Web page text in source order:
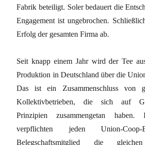
Fabrik beteiligt. Soler bedauert die
Engagement ist ungebrochen.
Erfolg der gesamten Firma ab.
Seit knapp einem Jahr wird der Tee
Produktion in Deutschland über die
Das ist ein Zusammenschluss von
Kollektivbetrieben, die sich auf
Prinzipien zusammengetan haben.
verpflichten jeden Union-Coop-
Belegschaftsmitglied die